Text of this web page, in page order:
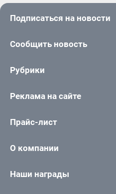
Подписаться на новости
Сообщить новость
Рубрики
Реклама на сайте
Прайс-лист
О компании
Наши награды